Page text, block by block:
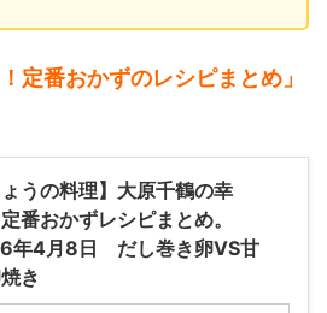
定番おかずのレシピまとめ 」
ょうの料理】大原千鶴の幸
番おかずレシピまとめ。
年4月8日 だし巻き卵VS甘
き